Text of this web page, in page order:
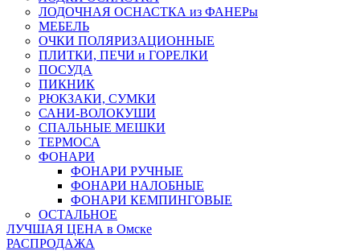
ЛОДОЧНАЯ ОСНАСТКА из ФАНЕРы
МЕБЕЛЬ
ОЧКИ ПОЛЯРИЗАЦИОННЫЕ
ПЛИТКИ, ПЕЧИ и ГОРЕЛКИ
ПОСУДА
ПИКНИК
РЮКЗАКИ, СУМКИ
САНИ-ВОЛОКУШИ
СПАЛЬНЫЕ МЕШКИ
ТЕРМОСА
ФОНАРИ
ФОНАРИ РУЧНЫЕ
ФОНАРИ НАЛОБНЫЕ
ФОНАРИ КЕМПИНГОВЫЕ
ОСТАЛЬНОЕ
ЛУЧШАЯ ЦЕНА в Омске
РАСПРОДАЖА